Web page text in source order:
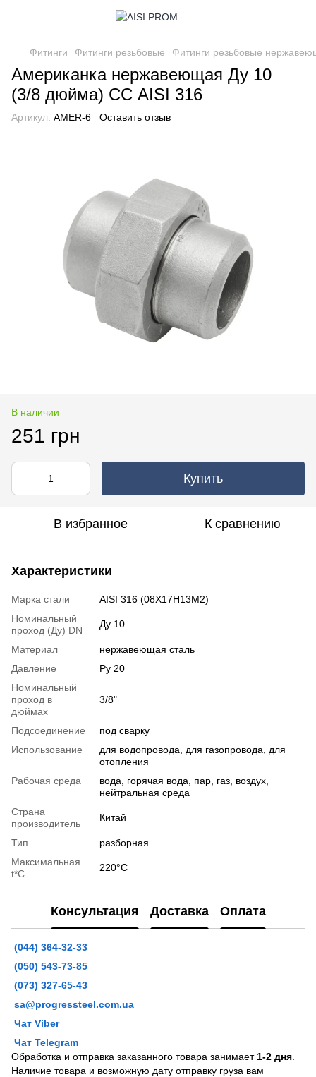
Фитинги Фитинги резьбовые Фитинги резьбовые
Американка нержавеющая Ду 10
(3/8 дюйма) СС AISI 316
Артикул: AMER-6 Оставить отзыв
В наличии
251 грн
Купить
В избранное К сравнению
Характеристики
Марка стали
AISI 316 (08Х17Н13М2)
Номинальный
проход (Ду) DN
Ду 10
Материал
нержавеющая сталь
Давление
Ру 20
Номинальный
проход в
дюймах
3/8"
Подсоединение
под сварку
Использование
для водопровода, для газопровода, для
отопления
Рабочая среда
вода, горячая вода, пар, газ, воздух,
нейтральная среда
Страна
производитель
Китай
Тип
разборная
Максимальная
t*C
220°С
Консультация Доставка Оплата
(044) 364-32-33
(050) 543-73-85
(073) 327-65-43
sa@progressteel.com.ua
Чат Viber
Чат Telegram
Обработка и отправка заказанного товара занимает 1-2 дня
Наличие товара и возможную дату отправку груза вам